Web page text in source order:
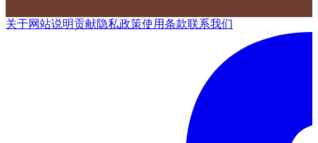
关于网站说明贡献隐私政策使用条款联系我们